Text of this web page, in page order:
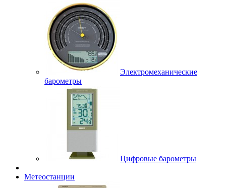
Электромеханические
барометры
Цифровые барометры
Метеостанции